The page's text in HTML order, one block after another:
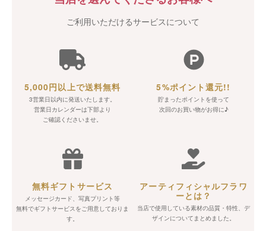
ご利用いただけるサービスについて
5,000円以上で送料無料
3営業日以内に発送いたします。
営業日カレンダーは下部より
ご確認くださいませ。
5%ポイント還元!!
貯まったポイントを使って
次回のお買い物がお得に♪
無料ギフトサービス
メッセージカード、写真プリント等
無料でギフトサービスをご用意しておりま
す。
アーティフィシャルフラワ
ーとは？
当店で使用している素材の品質・特性、デ
ザインについてまとめました。